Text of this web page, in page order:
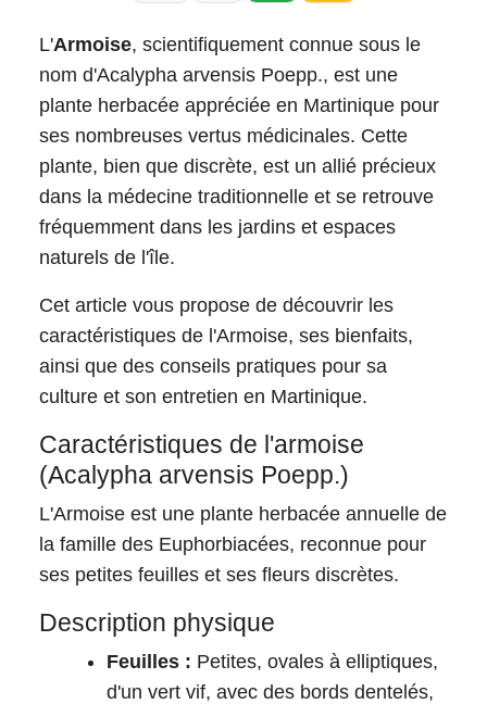
L'Armoise, scientifiquement connue sous le
nom d'Acalypha arvensis Poepp., est une
plante herbacée appréciée en Martinique pour
ses nombreuses vertus médicinales. Cette
plante, bien que discrète, est un allié précieux
dans la médecine traditionnelle et se retrouve
fréquemment dans les jardins et espaces
naturels de l'île.
Cet article vous propose de découvrir les
caractéristiques de l'Armoise, ses bienfaits,
ainsi que des conseils pratiques pour sa
culture et son entretien en Martinique.
Caractéristiques de l'armoise
(Acalypha arvensis Poepp.)
L'Armoise est une plante herbacée annuelle de
la famille des Euphorbiacées, reconnue pour
ses petites feuilles et ses fleurs discrètes.
Description physique
Feuilles : Petites, ovales à elliptiques,
d'un vert vif, avec des bords dentelés,